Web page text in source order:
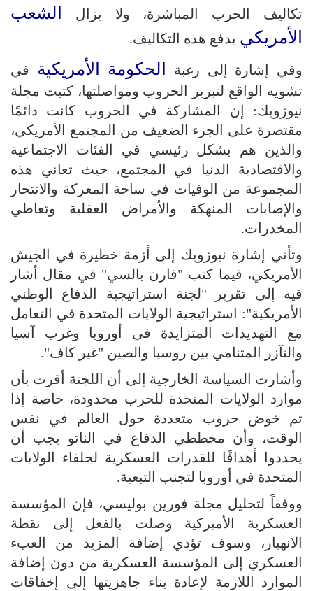
تكاليف الحرب المباشرة، ولا يزال
الشعب
الأمريكي يدفع هذه التكاليف.
وفي إشارة إلى رغبة الحكومة الأمريكية في
تشويه الواقع لتبرير الحروب ومواصلتها، كتبت مجلة
نيوزويك: إن المشاركة في الحروب كانت دائمًا
مقتصرة على الجزء الضعيف من المجتمع الأمريكي،
والذين هم بشكل رئيسي في الفئات الاجتماعية
والاقتصادية الدنيا في المجتمع، حيث تعاني هذه
المجموعة من الوفيات في ساحة المعركة والانتحار
والإصابات المنهكة والأمراض العقلية وتعاطي
المخدرات.
وتأتي إشارة نيوزويك إلى أزمة خطيرة في الجيش
الأمريكي، فيما كتب "فارن بالسي" في مقال أشار
فيه إلى تقرير "لجنة استراتيجية الدفاع الوطني
الأمريكية": استراتيجية الولايات المتحدة في التعامل
مع التهديدات المتزايدة في أوروبا وغرب آسيا
والتآزر المتنامي بين روسيا والصين "غير كاف".
وأشارت السياسة الخارجية إلى أن اللجنة أقرت بأن
موارد الولايات المتحدة للحرب محدودة، خاصة إذا
تم خوض حروب متعددة حول العالم في نفس
الوقت، وأن مخططي الدفاع في الناتو يجب أن
يحددوا أهدافًا للقدرات العسكرية لحلفاء الولايات
المتحدة في أوروبا لتجنب التبعية.
ووفقاً لتحليل مجلة فورين بوليسي، فإن المؤسسة
العسكرية الأميركية وصلت بالفعل إلى نقطة
الانهيار، وسوف تؤدي إضافة المزيد من العبء
العسكري إلى المؤسسة العسكرية من دون إضافة
الموارد اللازمة لإعادة بناء جاهزيتها إلى إخفاقات